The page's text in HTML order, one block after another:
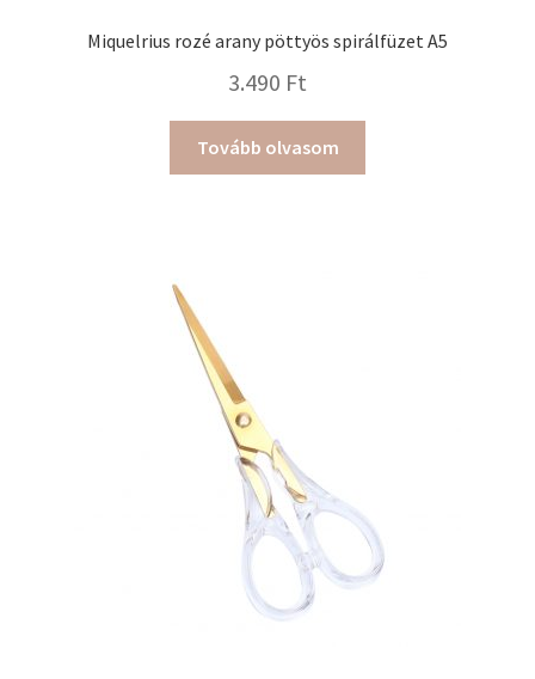
Miquelrius rozé arany pöttyös spirálfüzet A5
3.490 Ft
Tovább olvasom